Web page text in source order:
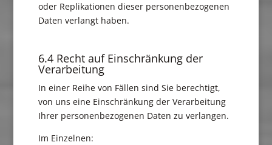
oder Replikationen dieser personenbezogenen
Daten verlangt haben.
6.4 Recht auf Einschränkung der
Verarbeitung
In einer Reihe von Fällen sind Sie berechtigt,
von uns eine Einschränkung der Verarbeitung
Ihrer personenbezogenen Daten zu verlangen.
Im Einzelnen: